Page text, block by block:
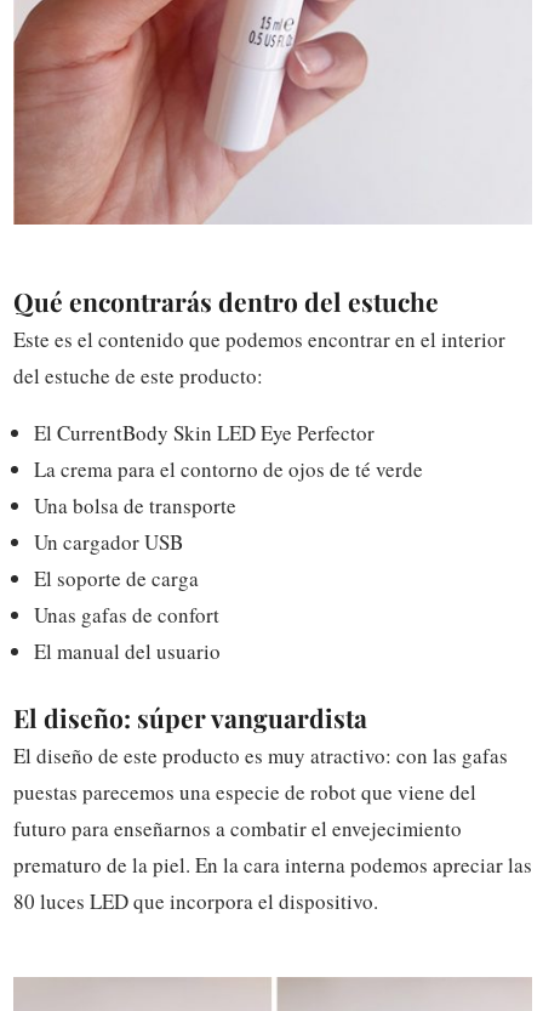
Qué encontrarás dentro del estuche
Este es el contenido que podemos encontrar en el interior
del estuche de este producto:
El CurrentBody Skin LED Eye Perfector
La crema para el contorno de ojos de té verde
Una bolsa de transporte
Un cargador USB
El soporte de carga
Unas gafas de confort
El manual del usuario
El diseño: súper vanguardista
El diseño de este producto es muy atractivo: con las gafas
puestas parecemos una especie de robot que viene del
futuro para enseñarnos a combatir el envejecimiento
prematuro de la piel. En la cara interna podemos apreciar las
80 luces LED que incorpora el dispositivo.